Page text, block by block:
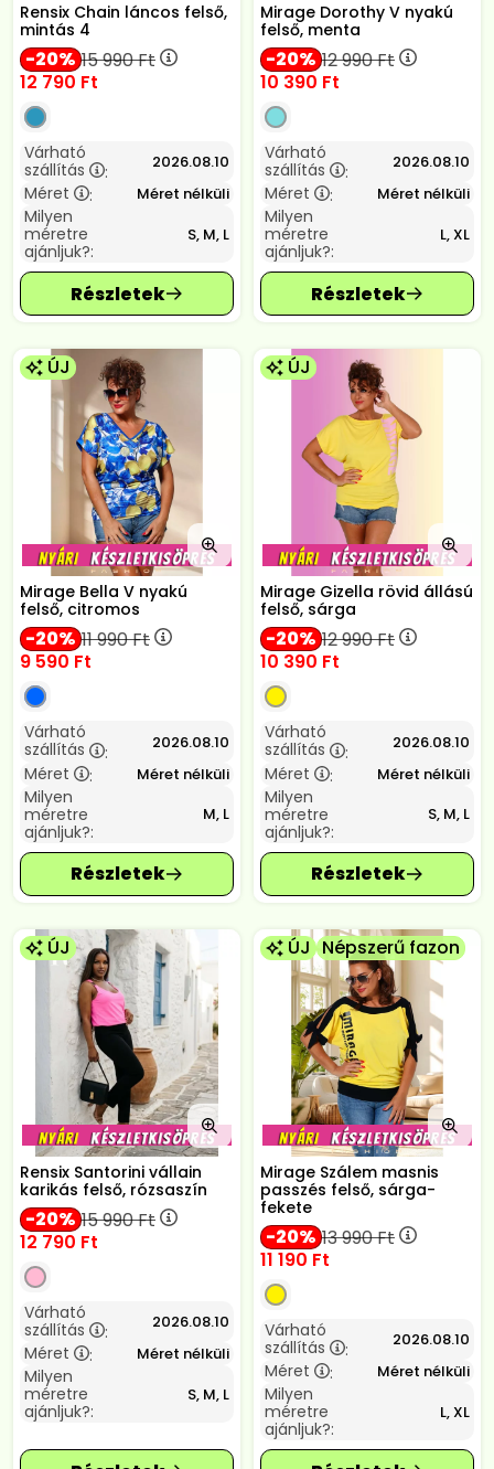
Rensix Chain láncos felső,
mintás 4
20 15 990Ft
12 790 Ft
Várható
szállítás
: 2026.08.10
Méret : Méret nélküli
Milyen
méretre
ajánljuk?:
S, M, L
Mirage Dorothy V nyakú
felső, menta
20 12 990Ft
10 390 Ft
Várható
szállítás
: 2026.08.10
Méret : Méret nélküli
Milyen
méretre
ajánljuk?:
L, XL
ÚJ
Mirage Bella V nyakú
felső, citromos
20 11 990Ft
9 590 Ft
Várható
szállítás
: 2026.08.10
Méret : Méret nélküli
Milyen
méretre
ajánljuk?:
M, L
ÚJ
Mirage Gizella rövid állású
felső, sárga
20 12 990Ft
10 390 Ft
Várható
szállítás
: 2026.08.10
Méret : Méret nélküli
Milyen
méretre
ajánljuk?:
S, M, L
ÚJ
Rensix Santorini vállain
karikás felső, rózsaszín
20 15 990Ft
12 790 Ft
Várható
szállítás
: 2026.08.10
Méret : Méret nélküli
Milyen
méretre
ajánljuk?:
S, M, L
ÚJ Népszerű fazon
Mirage Szálem masnis
passzés felső, sárga-
fekete
20 13 990Ft
11 190 Ft
Várható
szállítás
: 2026.08.10
Méret : Méret nélküli
Milyen
méretre
ajánljuk?:
L, XL